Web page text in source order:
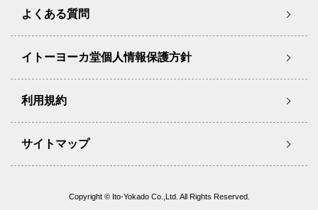
よくある質問
イトーヨーカ堂個人情報保護方針
利用規約
サイトマップ
Copyright © Ito-Yokado Co.,Ltd. All Rights Reserved.